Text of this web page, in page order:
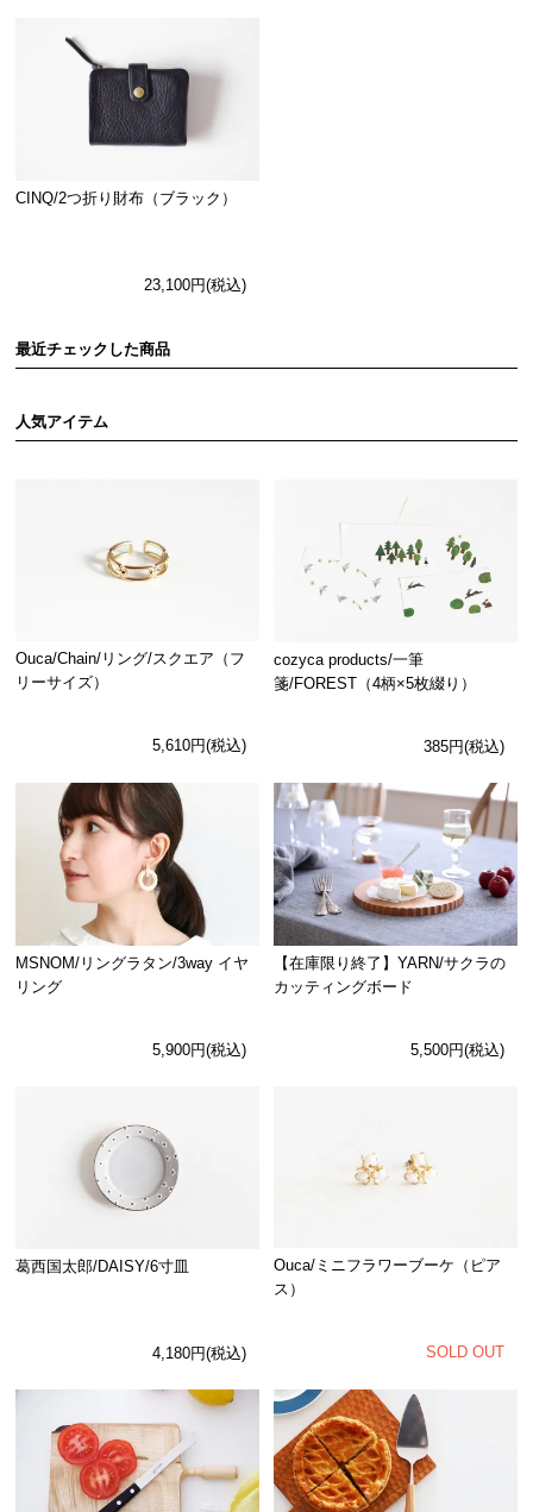
CINQ/2つ折り財布（ブラック）
23,100円(税込)
最近チェックした商品
人気アイテム
Ouca/Chain/リング/スクエア（フ
リーサイズ）
5,610円(税込)
cozyca products/一筆
箋/FOREST（4柄×5枚綴り）
385円(税込)
MSNOM/リングラタン/3way イヤ
リング
5,900円(税込)
【在庫限り終了】YARN/サクラの
カッティングボード
5,500円(税込)
葛西国太郎/DAISY/6寸皿
4,180円(税込)
Ouca/ミニフラワーブーケ（ピア
ス）
SOLD OUT